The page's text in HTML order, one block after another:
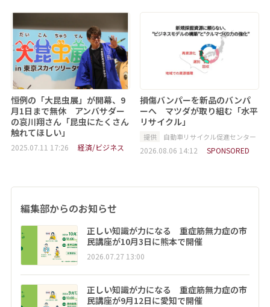
恒例の「大昆虫展」が開幕、9
月1日まで無休 アンバサダー
の哀川翔さん「昆虫にたくさん
触れてほしい」
2025.07.11 17:26 経済/ビジネス
損傷バンパーを新品のバンパ
ーへ マツダが取り組む「水平
リサイクル」
提供 自動車リサイクル促進センター
2026.08.06 14:12 SPONSORED
編集部からのお知らせ
正しい知識が力になる 重症筋無力症の市
民講座が10月3日に熊本で開催
2026.07.27 13:00
正しい知識が力になる 重症筋無力症の市
民講座が9月12日に愛知で開催